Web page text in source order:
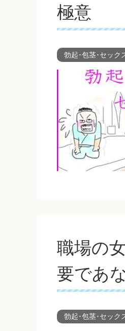
極意
勃起･包茎･セック
職場の
要であ
勃起･包茎･セック